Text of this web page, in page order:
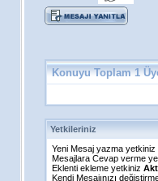
Konuyu Toplam 1
Yetkileriniz
Yeni Mesaj yazma yetkiniz
Mesajlara Cevap verme
Eklenti ekleme yetkiniz
Kendi Mesajınızı